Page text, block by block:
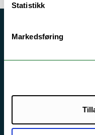
Statistikk
Markedsføring
Akutt hjelp
Sikkerhet,